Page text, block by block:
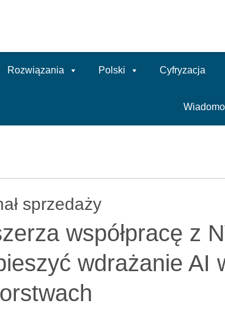
Rozwiązania Polski Cyfryzacja
sprzedaży
współpracę z
wdrażanie AI